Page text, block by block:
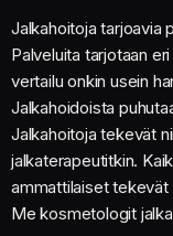
Jalkahoitoja tarjoavia
Palveluita tarjotaan
vertailu onkin usein
Jalkahoidoista
Jalkahoitoja tekevät
jalkaterapeutitkin.
ammattilaiset tekevät
Me kosmetologit